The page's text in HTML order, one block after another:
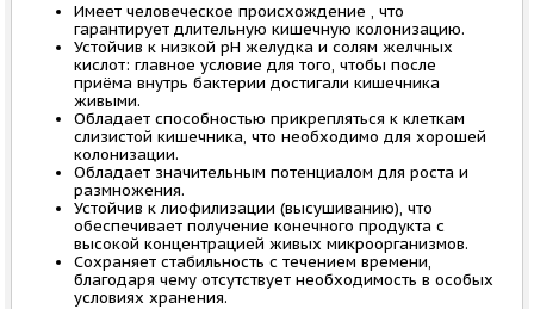
Имеет человеческое происхождение , что
гарантирует длительную кишечную колонизацию.
Устойчив к низкой pH желудка и солям желчных
кислот: главное условие для того, чтобы после
приёма внутрь бактерии достигали кишечника
живыми.
Обладает способностью прикрепляться к клеткам
слизистой кишечника, что необходимо для хорошей
колонизации.
Обладает значительным потенциалом для роста и
размножения.
Устойчив к лиофилизации (высушиванию), что
обеспечивает получение конечного продукта с
высокой концентрацией живых микроорганизмов.
Сохраняет стабильность с течением времени,
благодаря чему отсутствует необходимость в особых
условиях хранения.